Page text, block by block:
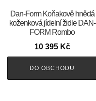
​​​​​Dan-Form Koňakově hnědá
koženková jídelní židle DAN-
FORM Rombo
10 395 Kč
DO OBCHODU